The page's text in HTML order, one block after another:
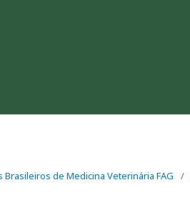
Brasileiros de Medicina Veterinária FAG /